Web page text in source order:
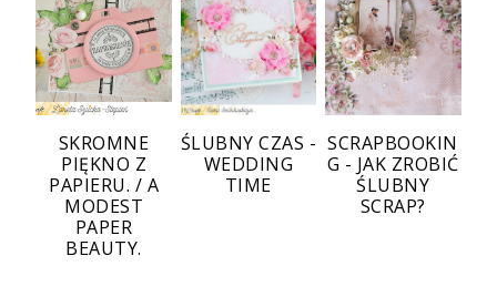
SKROMNE
PIĘKNO Z
PAPIERU. / A
MODEST
PAPER
BEAUTY.
ŚLUBNY CZAS -
WEDDING
TIME
SCRAPBOOKIN
G - JAK ZROBIĆ
ŚLUBNY
SCRAP?